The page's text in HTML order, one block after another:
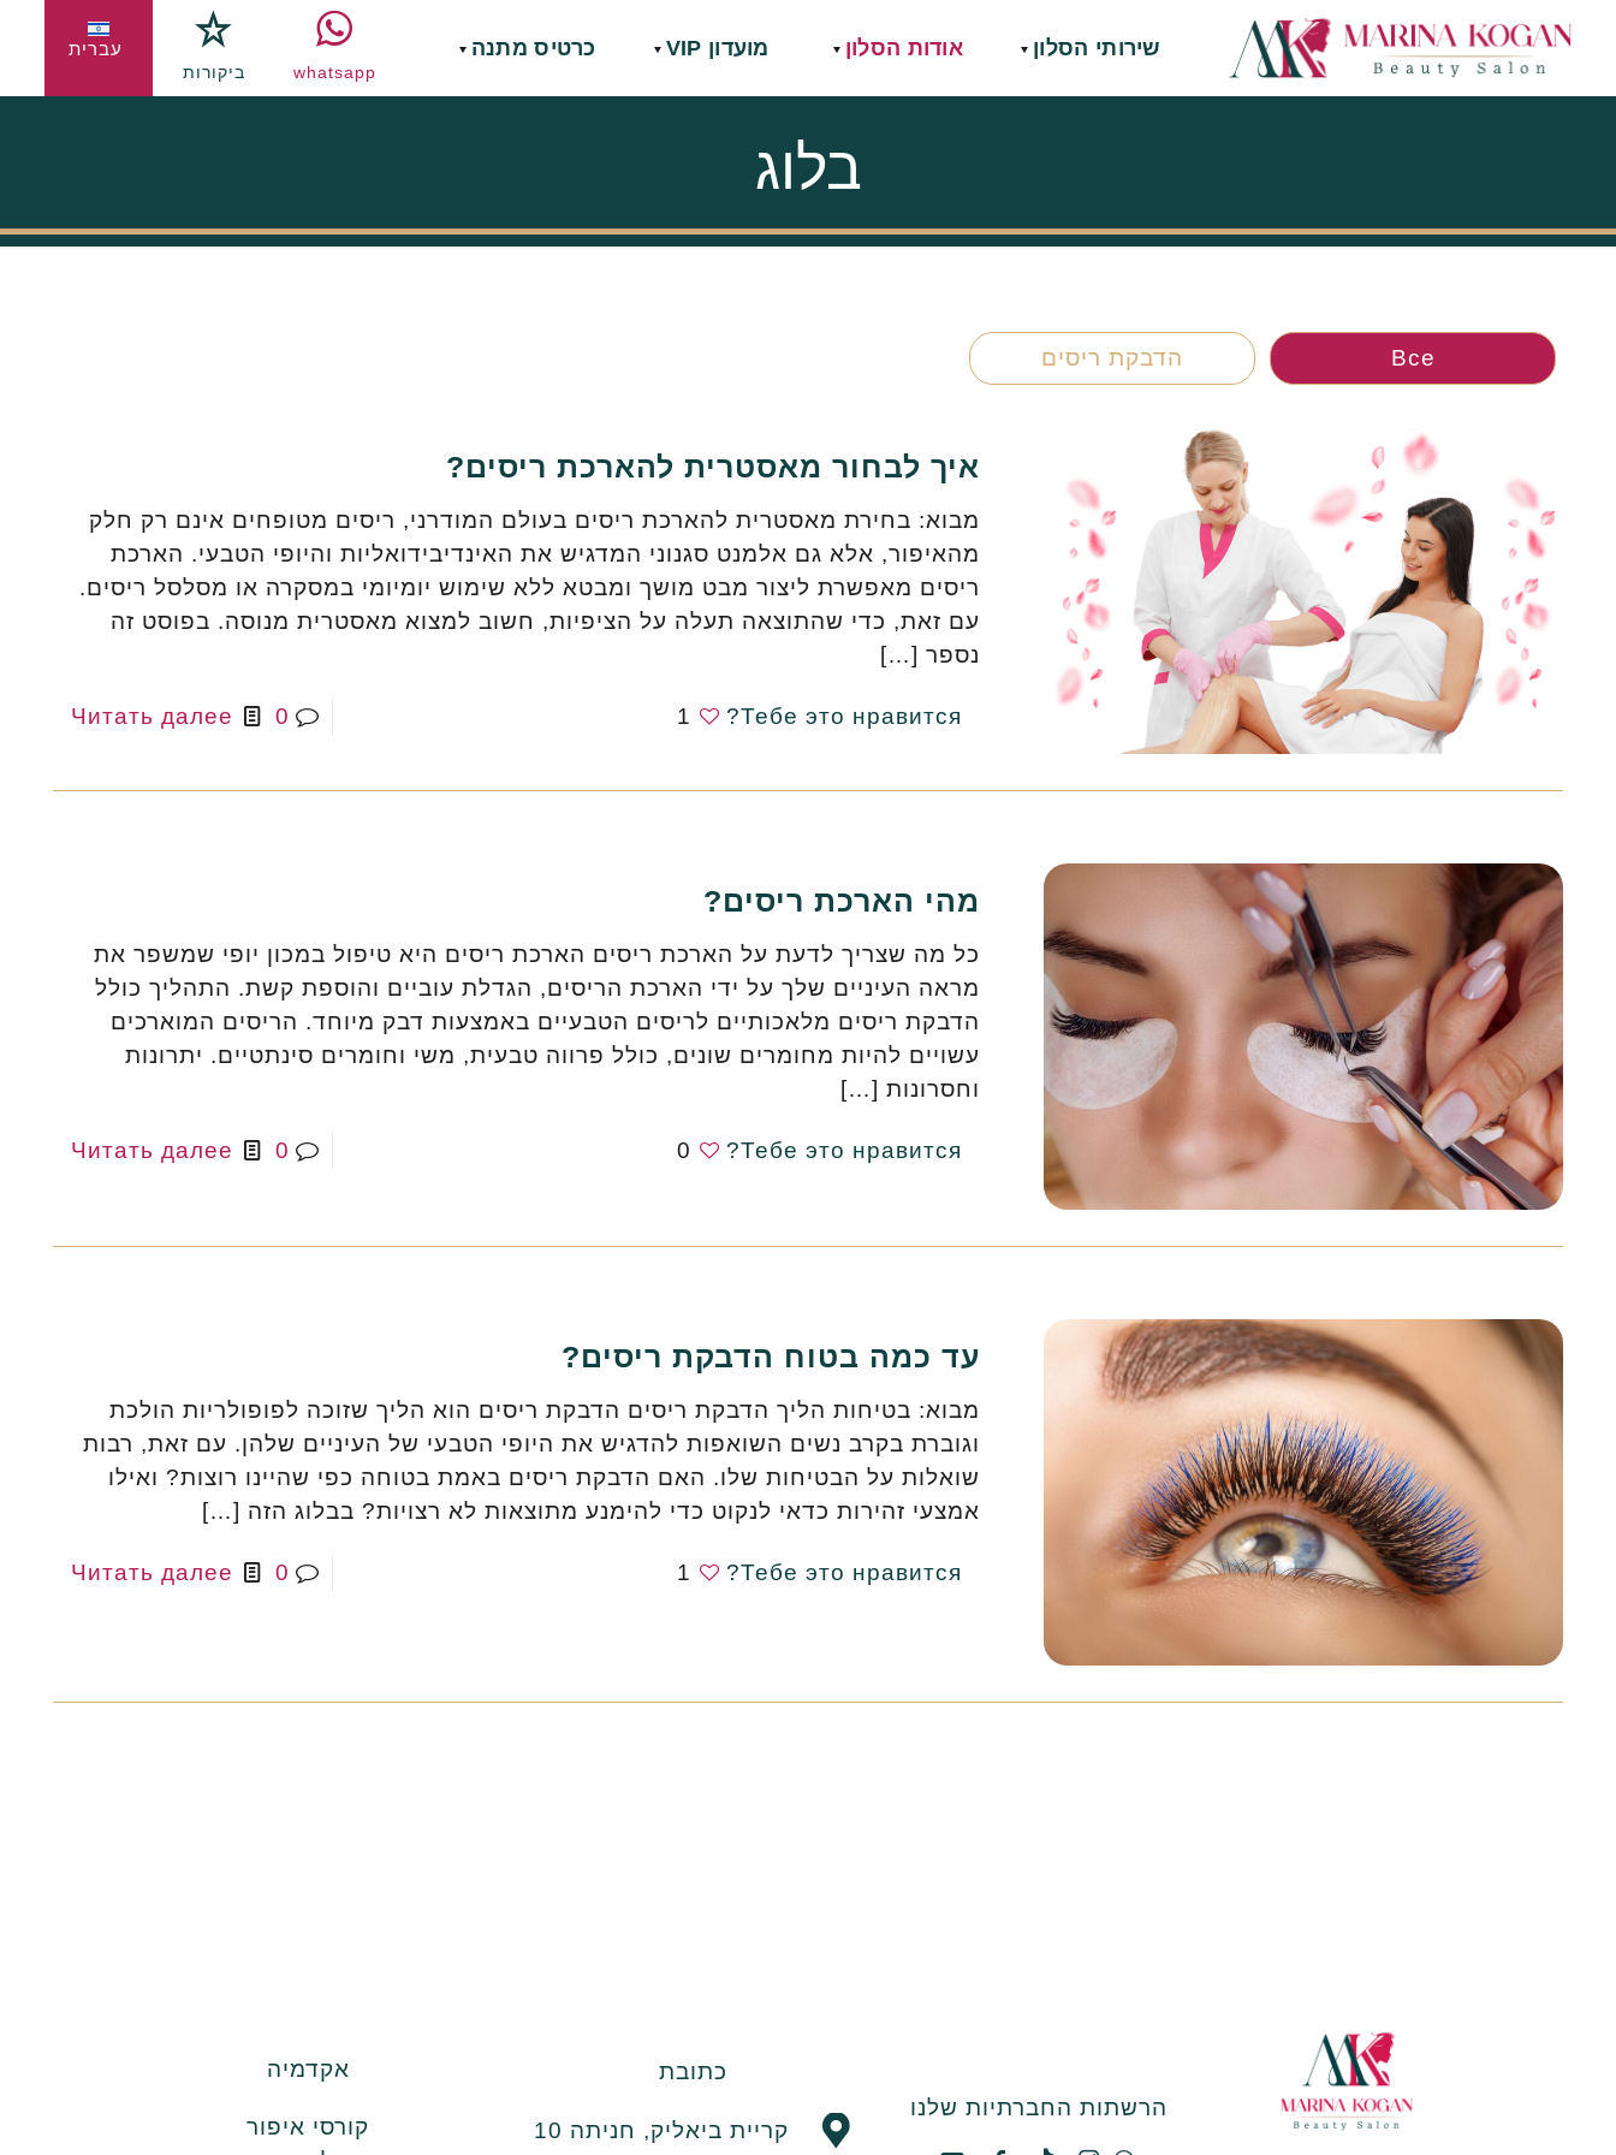
שירותי הסלון אודות הסלון מועדון VIP כרטיס מתנה
whatsapp ביקורות
עברית
בלוג
Все הדבקת ריסים
איך לבחור מאסטרית להארכת ריסים?
מבוא: בחירת מאסטרית להארכת ריסים בעולם המודרני, ריסים מטופחים אינם רק חלק
מהאיפור, אלא גם אלמנט סגנוני המדגיש את האינדיבידואליות והיופי הטבעי. הארכת
ריסים מאפשרת ליצור מבט מושך ומבטא ללא שימוש יומיומי במסקרה או מסלסל ריסים.
עם זאת, כדי שהתוצאה תעלה על הציפיות, חשוב למצוא מאסטרית מנוסה. בפוסט זה
נספר[…]
Тебе это нравится?
1
0
Читать далее
מהי הארכת ריסים?
כל מה שצריך לדעת על הארכת ריסים הארכת ריסים היא טיפול במכון יופי שמשפר את
מראה העיניים שלך על ידי הארכת הריסים, הגדלת עוביים והוספת קשת. התהליך כולל
הדבקת ריסים מלאכותיים לריסים הטבעיים באמצעות דבק מיוחד. הריסים המוארכים
עשויים להיות מחומרים שונים, כולל פרווה טבעית, משי וחומרים סינתטיים. יתרונות
וחסרונות[…]
Тебе это нравится?
0
0
Читать далее
עד כמה בטוח הדבקת ריסים?
מבוא: בטיחות הליך הדבקת ריסים הדבקת ריסים הוא הליך שזוכה לפופולריות הולכת
וגוברת בקרב נשים השואפות להדגיש את היופי הטבעי של העיניים שלהן. עם זאת, רבות
שואלות על הבטיחות שלו. האם הדבקת ריסים באמת בטוחה כפי שהיינו רוצות? ואילו
אמצעי זהירות כדאי לנקוט כדי להימנע מתוצאות לא רצויות? בבלוג הזה […]
Тебе это нравится?
1
0
Читать далее
הרשתות החברתיות שלנו
כתובת
קריית ביאליק, חניתה 10
אקדמיה
קורסי איפור